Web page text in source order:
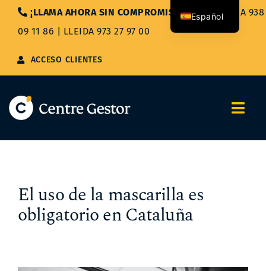
Saltar
contenido
¡LLAMA AHORA SIN COMPROMISO!|BARCELONA 938
09 11 86
LLEIDA 973 27 97 00
ACCESO CLIENTES
Asesoría Integral
El uso de la mascarilla es
obligatorio en Cataluña
Español
Català